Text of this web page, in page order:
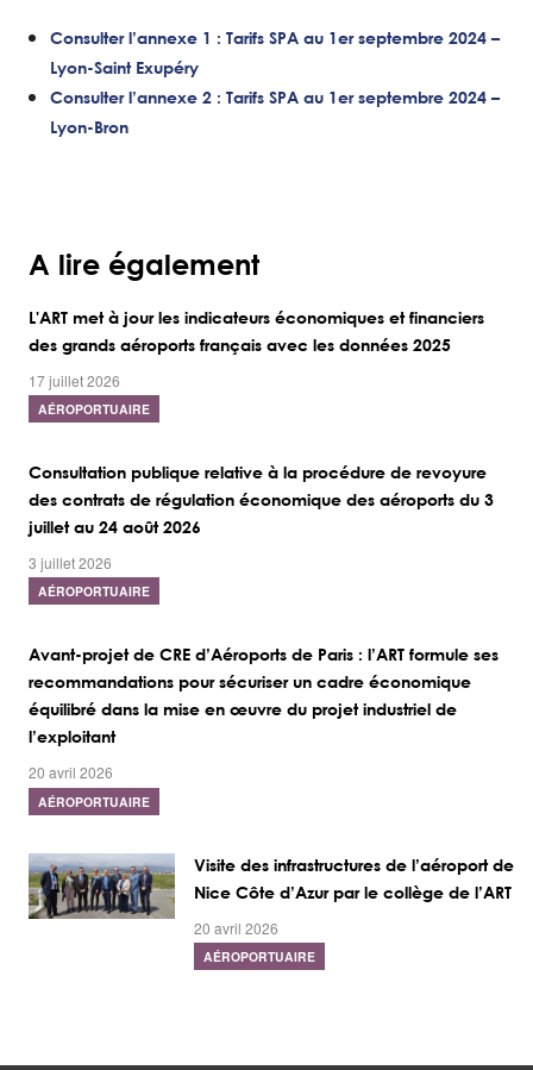
Consulter l’annexe 1 : Tarifs SPA au 1er septembre 2024 –
Lyon-Saint Exupéry
Consulter l’annexe 2 : Tarifs SPA au 1er septembre 2024 –
Lyon-Bron
A lire également
L'ART met à jour les indicateurs économiques et financiers
des grands aéroports français avec les données 2025
17 juillet 2026
AÉROPORTUAIRE
Consultation publique relative à la procédure de revoyure
des contrats de régulation économique des aéroports du 3
juillet au 24 août 2026
3 juillet 2026
AÉROPORTUAIRE
Avant-projet de CRE d’Aéroports de Paris : l’ART formule ses
recommandations pour sécuriser un cadre économique
équilibré dans la mise en œuvre du projet industriel de
l’exploitant
20 avril 2026
AÉROPORTUAIRE
Visite des infrastructures de l’aéroport de
Nice Côte d’Azur par le collège de l’ART
20 avril 2026
AÉROPORTUAIRE